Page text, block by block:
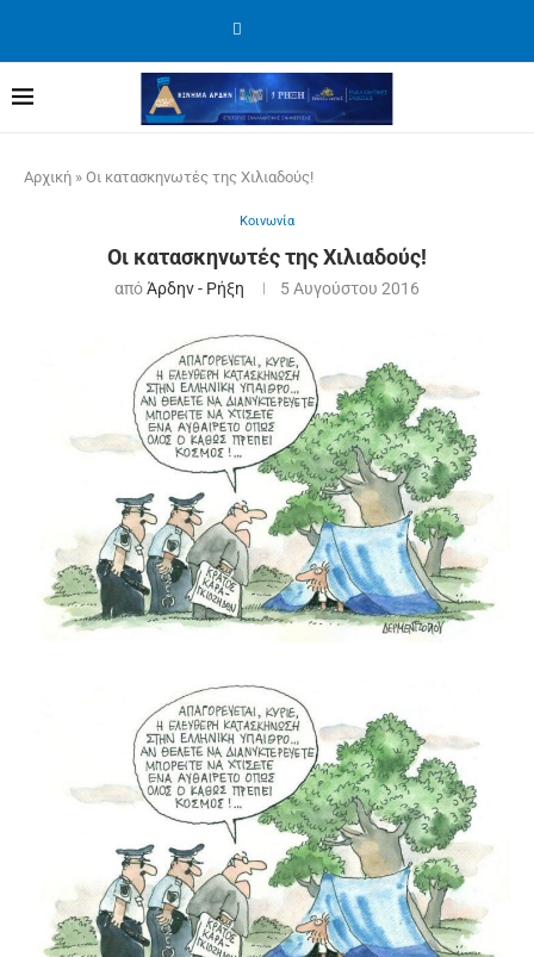
Αρχική » Οι κατασκηνωτές της Χιλιαδούς!
Κοινωνία
Οι κατασκηνωτές της Χιλιαδούς!
απόΆρδην - Ρήξη 5 Αυγούστου 2016